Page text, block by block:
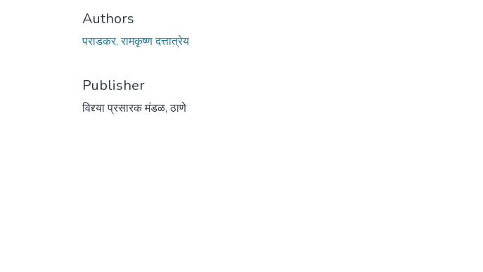
Authors
पराडकर, रामकृष्ण दत्तात्रेय
Publisher
विद्द्या प्रसारक मंडळ, ठाणे